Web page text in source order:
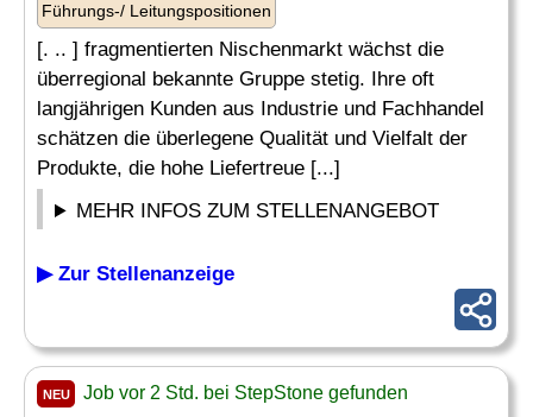
Führungs-/ Leitungspositionen
[. .. ] fragmentierten Nischenmarkt wächst die
überregional bekannte Gruppe stetig. Ihre oft
langjährigen Kunden aus Industrie und Fachhandel
schätzen die überlegene Qualität und Vielfalt der
Produkte, die hohe Liefertreue [...]
MEHR INFOS ZUM STELLENANGEBOT
▶ Zur Stellenanzeige
NEU Job vor 2 Std. bei StepStone gefunden